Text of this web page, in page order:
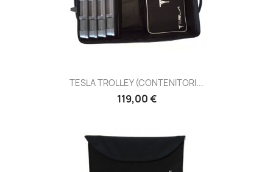
TESLA TROLLEY (CONTENITORI...
Prezzo
119,00 €